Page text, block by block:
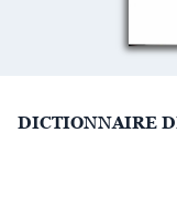
DICTIONNAIRE